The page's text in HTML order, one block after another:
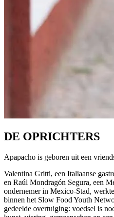
DE OPRICHTERS
Apapacho is geboren uit een
Valentina Gritti, een Italiaanse
en Raúl Mondragón Segura, een
ondernemer in Mexico-Stad,
binnen het Slow Food Youth
gedeelde overtuiging: voedsel is